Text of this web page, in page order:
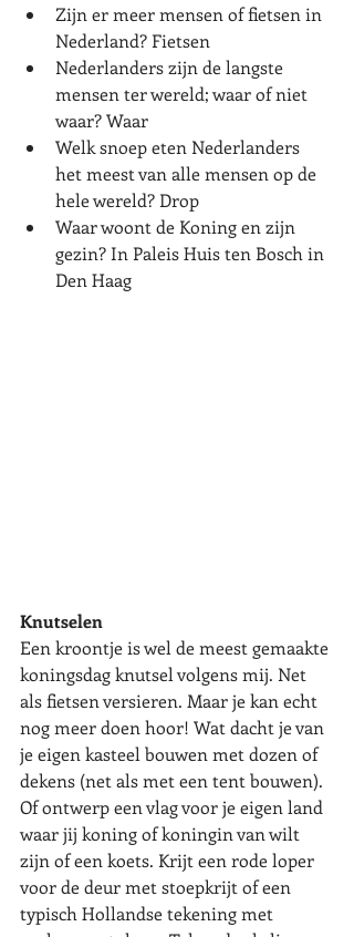
Zijn er meer mensen of fietsen in
Nederland? Fietsen
Nederlanders zijn de langste
mensen ter wereld; waar of niet
waar? Waar
Welk snoep eten Nederlanders
het meest van alle mensen op de
hele wereld? Drop
Waar woont de Koning en zijn
gezin? In Paleis Huis ten Bosch in
Den Haag
Knutselen
Een kroontje is wel de meest gemaakte
koningsdag knutsel volgens mij. Net
als fietsen versieren. Maar je kan echt
nog meer doen hoor! Wat dacht je van
je eigen kasteel bouwen met dozen of
dekens (net als met een tent bouwen).
Of ontwerp een vlag voor je eigen land
waar jij koning of koningin van wilt
zijn of een koets. Krijt een rode loper
voor de deur met stoepkrijt of een
typisch Hollandse tekening met